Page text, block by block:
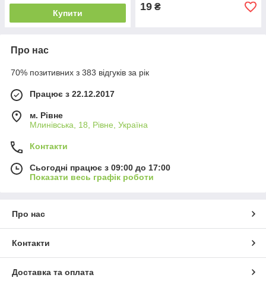
Купити
19 ₴
Про нас
70% позитивних з 383 відгуків за рік
Працює з 22.12.2017
м. Рівне
Млинівська, 18, Рівне, Україна
Контакти
Сьогодні працює з 09:00 до 17:00
Показати весь графік роботи
Про нас
Контакти
Доставка та оплата